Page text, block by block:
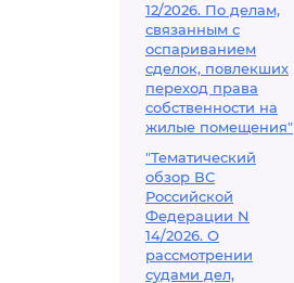
12/2026. По делам,
связанным с
оспариванием
сделок, повлекших
переход права
собственности на
жилые помещения"
"Тематический
обзор ВС
Российской
Федерации N
14/2026. О
рассмотрении
судами дел,